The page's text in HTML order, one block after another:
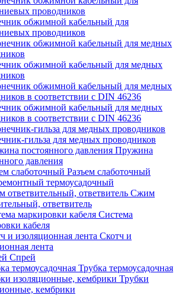
обжимной кабельный для
проводников
обжимной кабельный для медных
обжимной кабельный для медных
в соответствии с DIN 46236
гильза для медных проводников
Пружина
давления
Разъем слаботочный
термоусадочный
Сжим
ответвитель
Система
кабеля
Скотч и
лента
Спрей
Трубка термоусадочная
Трубки
кембрики